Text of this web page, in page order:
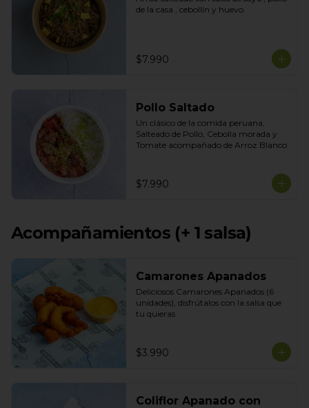
de la casa , cebollín y huevo.
$7.990
Pollo Saltado
Un clásico de la comida peruana,
Salteado de Pollo, Cebolla morada y
Tomate acompañado de Arroz Blanco
$7.990
Acompañamientos (+ 1 salsa)
Camarones Apanados
Deliciosos Camarones Apanados (6
unidades), disfrútalos con la salsa que
tu quieras
$3.990
Coliflor Apanado con